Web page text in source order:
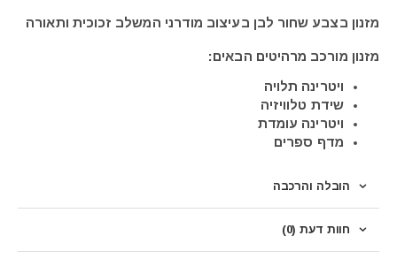
מזנון בצבע שחור לבן בעיצוב מודרני המשלב זכוכית ותאורה
מזנון מורכב מרהיטים הבאים:
ויטרינה תלויה
שידת טלוויזיה
ויטרינה עומדת
מדף ספרים
הובלה והרכבה
חוות דעת (0)